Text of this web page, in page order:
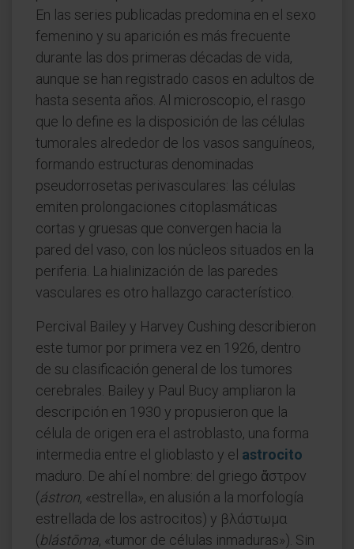
En las series publicadas predomina en el sexo
femenino y su aparición es más frecuente
durante las dos primeras décadas de vida,
aunque se han registrado casos en adultos de
hasta sesenta años. Al microscopio, el rasgo
que lo define es la disposición de las células
tumorales alrededor de los vasos sanguíneos,
formando estructuras denominadas
pseudorrosetas perivasculares: las células
emiten prolongaciones citoplasmáticas
cortas y gruesas que convergen hacia la
pared del vaso, con los núcleos situados en la
periferia. La hialinización de las paredes
vasculares es otro hallazgo característico.
Percival Bailey y Harvey Cushing describieron
este tumor por primera vez en 1926, dentro
de su clasificación general de los tumores
cerebrales. Bailey y Paul Bucy ampliaron la
descripción en 1930 y propusieron que la
célula de origen era el astroblasto, una forma
intermedia entre el glioblasto y el astrocito
maduro. De ahí el nombre: del griego ἄστρον
(ástron, «estrella», en alusión a la morfología
estrellada de los astrocitos) y βλάστωμα
(blástōma, «tumor de células inmaduras»). Sin